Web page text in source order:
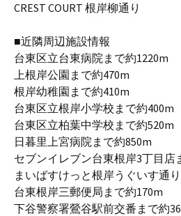
CREST COURT 根岸柳通り
■近隣周辺施設情報
台東区立台東病院まで約1220m
上根岸公園まで約470m
根岸幼稚園まで約410m
台東区立根岸小学校まで約400m
台東区立柏葉中学校まで約520m
日暮里上宮病院まで約850m
セブンイレブン台東根岸3丁目店
まいばすけっと根岸うぐいす通
台東根岸三郵便局まで約170m
下谷警察署鶯谷駅前交番まで約